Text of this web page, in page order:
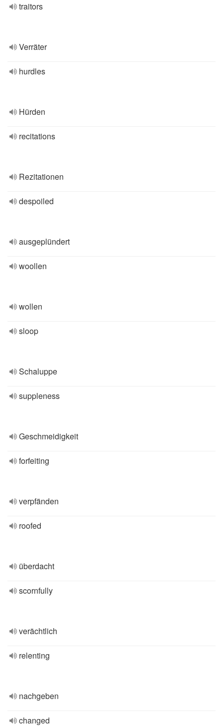
traitors
Verräter
hurdles
Hürden
recitations
Rezitationen
despoiled
ausgeplündert
woollen
wollen
sloop
Schaluppe
suppleness
Geschmeidigkeit
forfeiting
verpfänden
roofed
überdacht
scornfully
verächtlich
relenting
nachgeben
changed